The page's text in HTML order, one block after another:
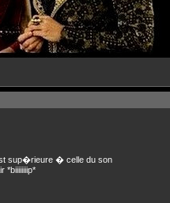
sup�rieure � celle du son
*biiiiiiiip*